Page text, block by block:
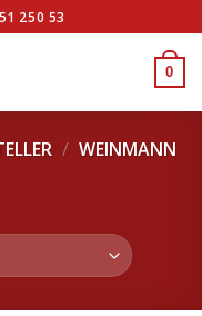
250 53
0
/ WEINMANN